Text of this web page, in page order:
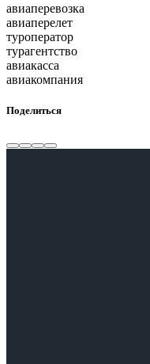
авиаперевозка
авиаперелет
туроператор
турагентство
авиакасса
авиакомпания
Поделиться